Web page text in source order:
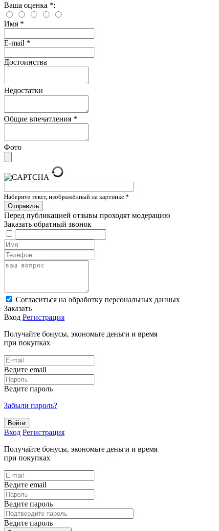
Ваша оценка *:
Имя *
E-mail *
Достоинства
Недостатки
Общие впечатления *
Фото
Наберите текст, изображённый на картинке *
Перед публикацией отзывы проходят модерацию
Заказать обратный звонок
Cогласиться на обработку персональных данных
Заказать
Вход Регистрация
Получайте бонусы, экономьте деньги и время
при покупках
Ведите email
Ведите пароль
Забыли пароль?
Войти
Вход Регистрация
Получайте бонусы, экономьте деньги и время
при покупках
Ведите email
Ведите пароль
Ведите пароль